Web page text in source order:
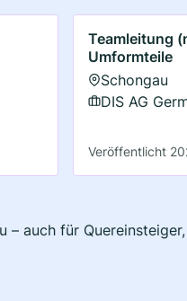
Teamleitung
Umformteile
Schongau
DIS AG
Veröffentlicht
– auch für